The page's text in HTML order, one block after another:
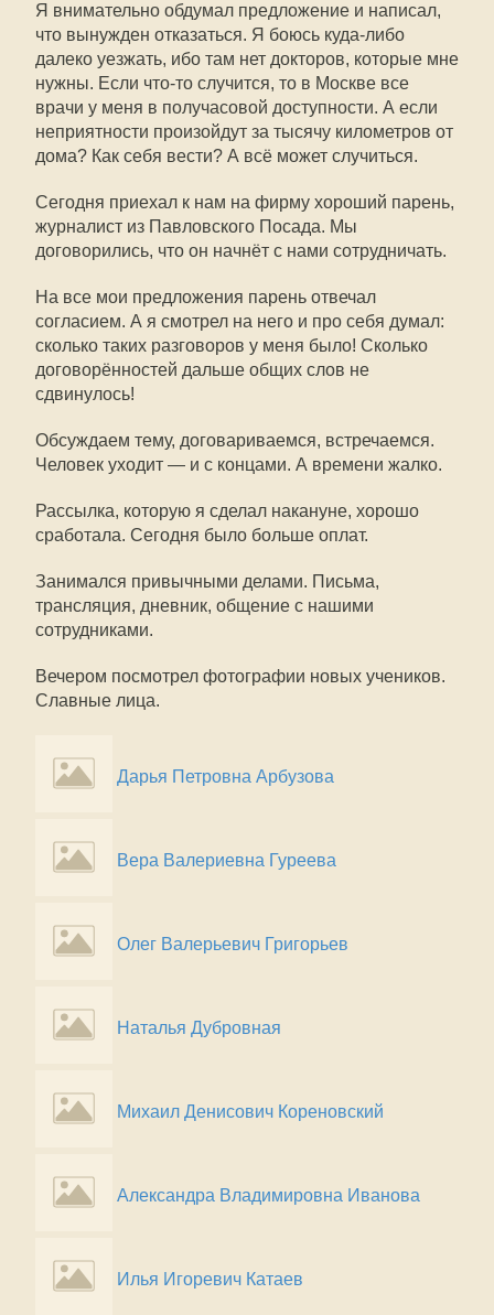
Я внимательно обдумал предложение и написал,
что вынужден отказаться. Я боюсь куда-либо
далеко уезжать, ибо там нет докторов, которые мне
нужны. Если что-то случится, то в Москве все
врачи у меня в получасовой доступности. А если
неприятности произойдут за тысячу километров от
дома? Как себя вести? А всё может случиться.
Сегодня приехал к нам на фирму хороший парень,
журналист из Павловского Посада. Мы
договорились, что он начнёт с нами сотрудничать.
На все мои предложения парень отвечал
согласием. А я смотрел на него и про себя думал:
сколько таких разговоров у меня было! Сколько
договорённостей дальше общих слов не
сдвинулось!
Обсуждаем тему, договариваемся, встречаемся.
Человек уходит — и с концами. А времени жалко.
Рассылка, которую я сделал накануне, хорошо
сработала. Сегодня было больше оплат.
Занимался привычными делами. Письма,
трансляция, дневник, общение с нашими
сотрудниками.
Вечером посмотрел фотографии новых учеников.
Славные лица.
Дарья Петровна Арбузова
Вера Валериевна Гуреева
Олег Валерьевич Григорьев
Наталья Дубровная
Михаил Денисович Кореновский
Александра Владимировна Иванова
Илья Игоревич Катаев